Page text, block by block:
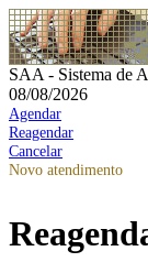
SAA - Sistema de
08/08/2026
Agendar
Reagendar
Cancelar
Novo atendimento